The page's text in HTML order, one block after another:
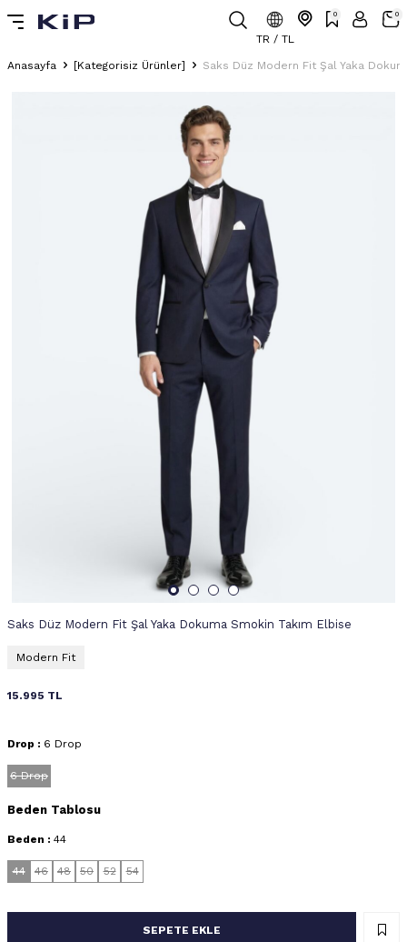
TR / TL
0 0
Anasayfa [Kategorisiz Ürünler] Saks Düz Modern Fit Şal Yaka
Saks Düz Modern Fit Şal Yaka Dokuma Smokin Takım Elbise
Modern Fit
15.995 TL
Drop : 6 Drop
6 Drop
Beden Tablosu
Beden : 44
44 46 48 50 52 54
SEPETE EKLE